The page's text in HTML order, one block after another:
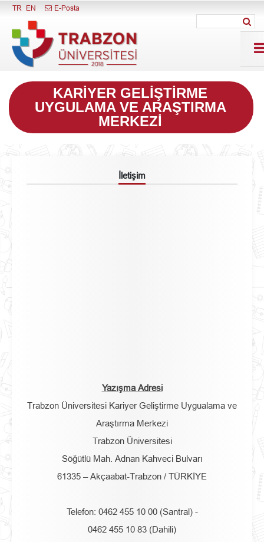
Menüyü Kapat
TR EN E-Posta
KARIYER GELIŞTIRME
UYGULAMA VE ARAŞTIRMA
MERKEZI
İletişim
Yazışma Adresi
Trabzon Üniversitesi Kariyer Geliştirme Uygualama ve
Araştırma Merkezi
Trabzon Üniversitesi
Söğütlü Mah. Adnan Kahveci Bulvarı
61335 – Akçaabat-Trabzon / TÜRKİYE
Telefon: 0462 455 10 00 (Santral) -
0462 455 10 83 (Dahili)